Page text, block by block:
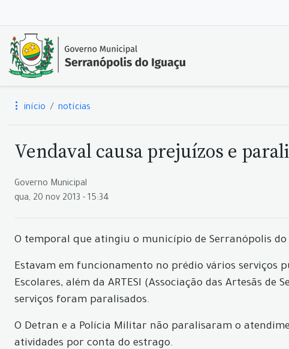
início notícias
Vendaval causa prejuízos e
Governo Municipal
qua, 20 nov 2013 - 15:34
O temporal que atingiu o município de Serranópolis
Estavam em funcionamento no prédio vários serviços
Escolares, além da ARTESI (Associação das Artesãs
serviços foram paralisados.
O Detran e a Polícia Militar não paralisaram o
atividades por conta do estrago.